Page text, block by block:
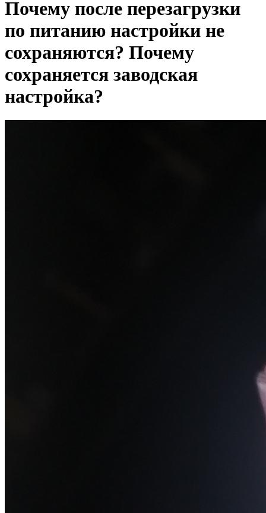
Почему после перезагрузки
по питанию настройки не
сохраняются? Почему
сохраняется заводская
настройка?